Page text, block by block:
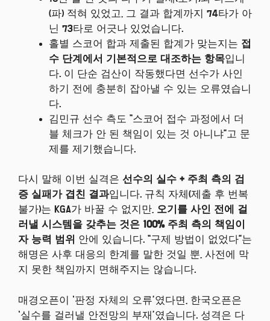
(파) 적혀 있었고, 그 결과 합계까지 74타가 아
닌 73타로 어긋나 있었습니다.
홀별 스코어 합과 제출된 합계가 맞는지는 접
수 단계에서 기본적으로 대조하는 항목입니
다. 이 단순 검산이 작동했다면 선수가 사인
하기 전에 충분히 잡아낼 수 있는 오류였습니
다.
김민규 선수 측도 “스코어 접수 과정에서 더
블 체크가 안 된 책임이 있는 것 아니냐”고 문
제를 제기했습니다.
다시 말해 이번 실격은 선수의 실수 + 주최 측의 검
증 실패가 겹친 결과입니다. 규칙 자체(제출 후 번복
불가)는 KGA가 바꿀 수 없지만, 오기를 사인 전에 걸
러낼 시스템을 갖추는 것은 100% 주최 측의 책임이
자 능력 범위 안에 있습니다. “구제 방법이 없었다”는
해명은 사후 대응의 한계를 말한 것일 뿐, 사전에 막
지 못한 책임까지 면해주지는 않습니다.
매경오픈이 ‘판정 자체의 오류’였다면, 한국오픈은
‘실수를 걸러낼 안전망의 부재’였습니다. 성격은 다